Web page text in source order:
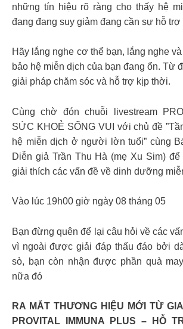
những tín hiệu rõ ràng cho thấy hệ
đang đang suy giảm đang cần sự hỗ trợ
Hãy lắng nghe cơ thể bạn, lắng nghe
bảo hệ miễn dịch của bạn đang ổn. Từ
giải pháp chăm sóc và hỗ trợ kịp thời.
Cùng chờ đón chuỗi livestream
SỨC KHOẺ SỐNG VUI với chủ đề
hệ miễn dịch ở người lờn tuổi” cùng
Diễn giả Trần Thu Hà (mẹ Xu Sim)
giải thích các vấn đề về dinh dưỡng
Vào lúc 19h00 giờ ngày 08 tháng 05
Bạn đừng quên để lại câu hỏi về các
vì ngoài được giải đáp thấu đáo bởi
sò, bạn còn nhận được phần quà
nữa đó
RA MẮT THƯƠNG HIỆU MỚI TỪ
PROVITAL IMMUNA PLUS – HỖ